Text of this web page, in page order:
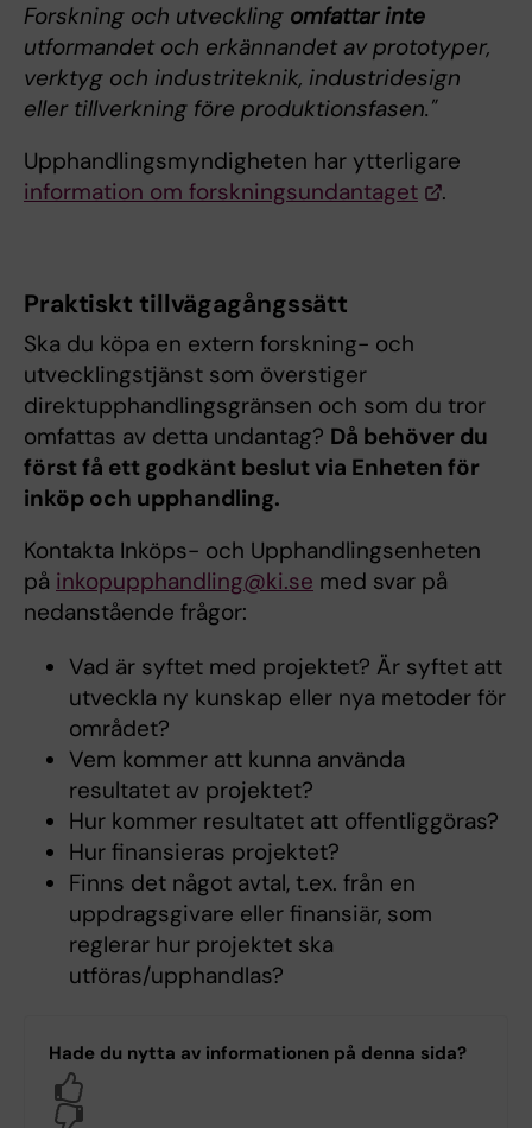
Forskning och utveckling omfattar inte
utformandet och erkännandet av prototyper,
verktyg och industriteknik, industridesign
eller tillverkning före produktionsfasen."
Upphandlingsmyndigheten har ytterligare
information om forskningsundantaget
.
Praktiskt tillvägagångssätt
Ska du köpa en extern forskning- och
utvecklingstjänst som överstiger
direktupphandlingsgränsen och som du tror
omfattas av detta undantag? Då behöver du
först få ett godkänt beslut via Enheten för
inköp och upphandling.
Kontakta Inköps- och Upphandlingsenheten
på inkopupphandling@ki.se med svar på
nedanstående frågor:
Vad är syftet med projektet? Är syftet att
utveckla ny kunskap eller nya metoder för
området?
Vem kommer att kunna använda
resultatet av projektet?
Hur kommer resultatet att offentliggöras?
Hur finansieras projektet?
Finns det något avtal, t.ex. från en
uppdragsgivare eller finansiär, som
reglerar hur projektet ska
utföras/upphandlas?
Hade du nytta av informationen på denna sida?